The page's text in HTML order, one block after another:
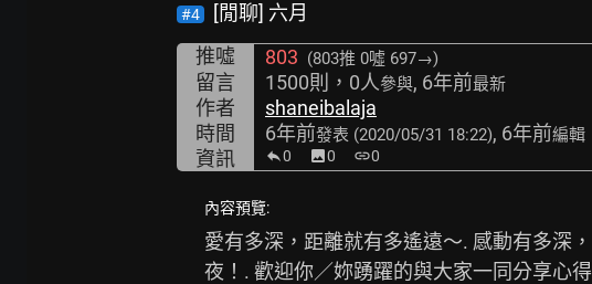
#4
[閒聊] 六月
推噓
803 (803推 0噓 697→)
留言 1500則，0人參與, 6年前最新
作者
shaneibalaja
時間
6年前發表 (2020/05/31 18:22), 6年前編輯
資訊 0 image0 link0
內容預覽:
愛有多深，距離就有多遙遠～. 感動有多深
夜！. 歡迎你／妳踴躍的與大家一同分享心得